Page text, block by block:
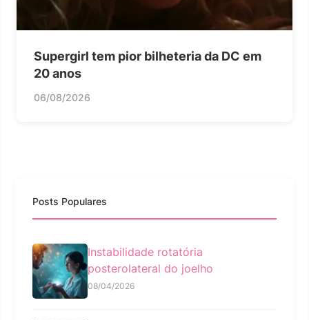
Supergirl tem pior bilheteria da DC em
20 anos
06/08/2026
Posts Populares
Instabilidade rotatória
posterolateral do joelho
08/04/2026